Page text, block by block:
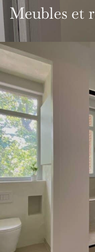
Meubles et